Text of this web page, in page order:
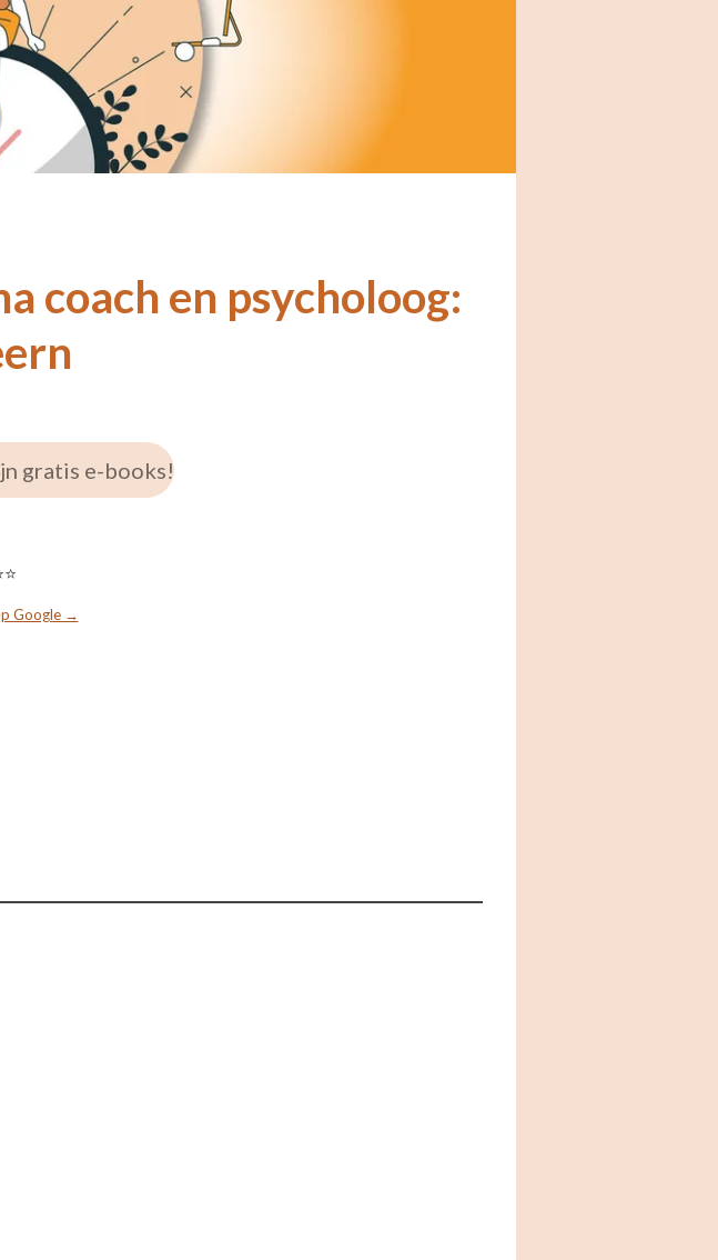
coach en psycholoog:
gratis e-books!
Google →